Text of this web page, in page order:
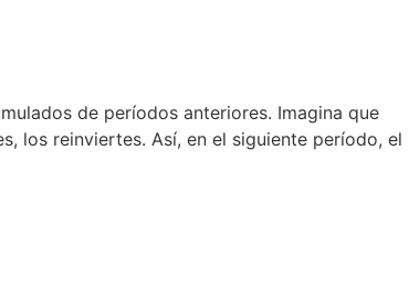
de períodos anteriores. Imagina que
los reinviertes. Así, en el siguiente período, el